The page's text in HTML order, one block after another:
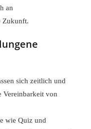
an
Zukunft.
sich zeitlich und
Vereinbarkeit von
wie Quiz und